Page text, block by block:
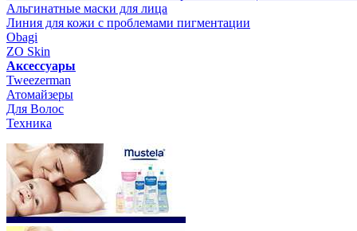
Альгинатные маски для лица
Линия для кожи с проблемами пигментации
Obagi
ZO Skin
Aксессуары
Tweezerman
Атомайзеры
Для Волос
Техника